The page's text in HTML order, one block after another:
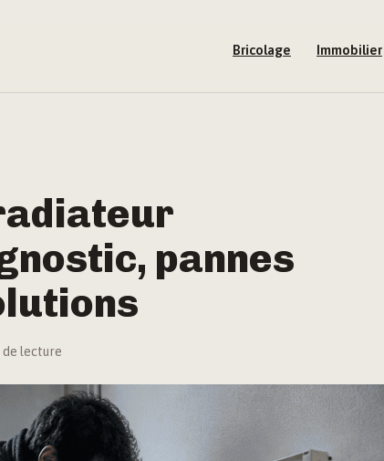
Bricolage Immobilier
pannes
de lecture